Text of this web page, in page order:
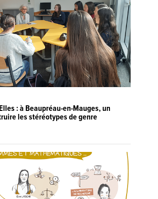
: à Beaupréau-en-Mauges, un
les stéréotypes de genre